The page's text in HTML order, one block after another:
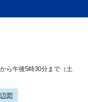
ら午後5時30分まで（土
図